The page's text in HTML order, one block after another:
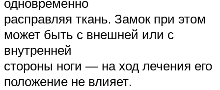
одновременно
расправляя ткань. Замок при этом
может быть с внешней или с
внутренней
стороны ноги — на ход лечения его
положение не влияет.